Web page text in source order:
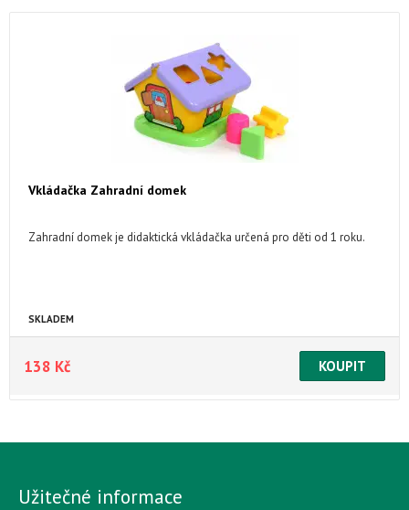
Vkládačka Zahradní domek
Zahradní domek je didaktická vkládačka určená pro děti od 1 roku.
SKLADEM
138 Kč
Užitečné informace